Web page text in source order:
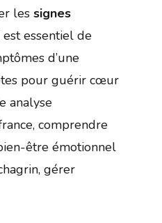
les signes
essentiel de
d’une
pour guérir cœur
analyse
comprendre
être émotionnel
gérer